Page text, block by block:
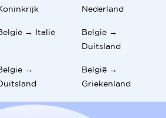
Nederland
→ Italië
België →
Duitsland
→
België →
Griekenland